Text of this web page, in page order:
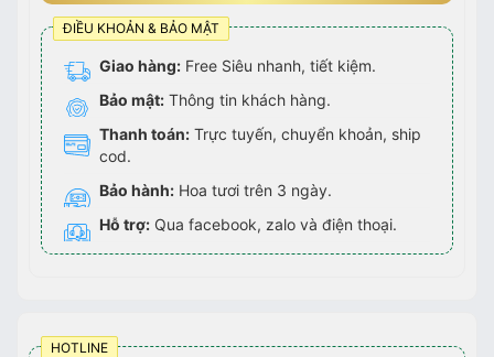
ĐIỀU KHOẢN & BẢO MẬT
Giao hàng: Free Siêu nhanh, tiết kiệm.
Bảo mật: Thông tin khách hàng.
Thanh toán: Trực tuyến, chuyển khoản, ship
cod.
Bảo hành: Hoa tươi trên 3 ngày.
Hỗ trợ: Qua facebook, zalo và điện thoại.
HOTLINE